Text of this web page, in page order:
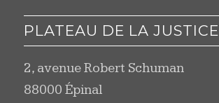
PLATEAU DE LA JUSTICE
2, avenue Robert Schuman
88000 Épinal